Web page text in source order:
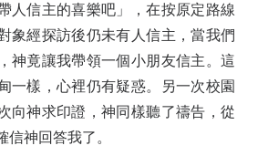
人信主的喜樂吧」，在按原定路線
象經探訪後仍未有人信主，當我們
神竟讓我帶領一個小朋友信主。這
一樣，心裡仍有疑惑。另一次校園
向神求印證，神同樣聽了禱告，從
神回答我了。